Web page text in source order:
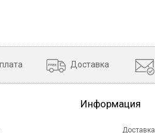
Доставка
Информация
Доставка